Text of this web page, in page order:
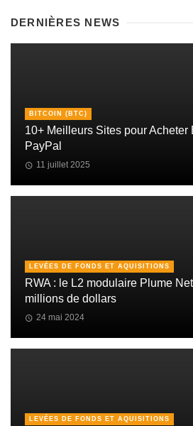
DERNIÈRES NEWS
BITCOIN (BTC)
10+ Meilleurs Sites pour Acheter
PayPal
11 juillet 2025
LEVÉES DE FONDS ET AQUISITIONS
RWA : le L2 modulaire Plume
millions de dollars
24 mai 2024
LEVÉES DE FONDS ET AQUISITIONS